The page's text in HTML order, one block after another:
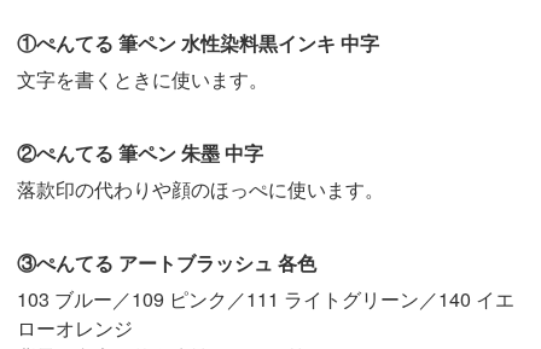
①ぺんてる 筆ペン 水性染料黒インキ 中字
文字を書くときに使います。
②ぺんてる 筆ペン 朱墨 中字
落款印の代わりや顔のほっぺに使います。
③ぺんてる アートブラッシュ 各色
103 ブルー／109 ピンク／111 ライトグリーン／140 イエ
ローオレンジ